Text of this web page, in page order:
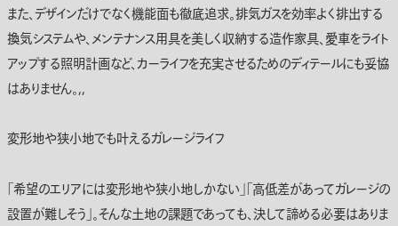
また、デザインだけでなく機能面も徹底追求。排気ガスを効率よく排出する
換気システムや、メンテナンス用具を美しく収納する造作家具、愛車をライト
アップする照明計画など、カーライフを充実させるためのディテールにも妥協
はありません。,,
変形地や狭小地でも叶えるガレージライフ
「希望のエリアには変形地や狭小地しかない」「高低差があってガレージの
設置が難しそう」。そんな土地の課題であっても、決して諦める必要はありま